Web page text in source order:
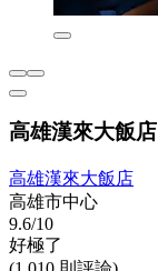
高雄漢來大飯店
高雄漢來大飯店
高雄市中心
9.6/10
好極了